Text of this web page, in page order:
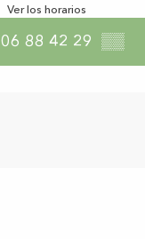
Ver los horarios
06 88 42 29 ▒▒